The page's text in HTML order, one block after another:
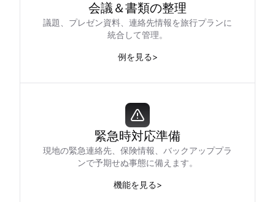
会議＆書類の整理
議題、プレゼン資料、連絡先情報を旅行プランに
統合して管理。
例を見る>
緊急時対応準備
現地の緊急連絡先、保険情報、バックアッププラ
ンで予期せぬ事態に備えます。
機能を見る>